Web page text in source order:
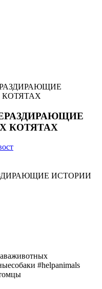
КОТЯТАХ
#helpanimals